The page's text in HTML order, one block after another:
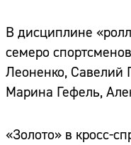
В дисциплине
семеро
Леоненко, Савелий
Марина Гефель,
«Золото» в кросс-